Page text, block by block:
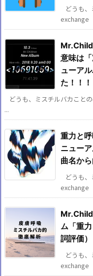
どうも
exchange
意味は
ューア
た！！！
どうも、ミスチルバカこと
...
重力と
ニュー
曲名か
どうも
exchange
ム「重
詞評価）
どうも
exchange